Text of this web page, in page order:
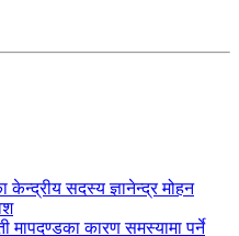
केन्द्रीय सदस्य ज्ञानेन्द्र मोहन
मापदण्डका कारण समस्यामा पर्ने